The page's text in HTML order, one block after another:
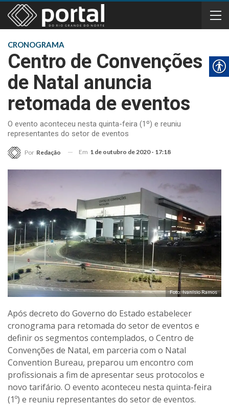
CRONOGRAMA
Centro de Convenções
de Natal anuncia
retomada de eventos
O evento aconteceu nesta quinta-feira (1º) e reuniu
representantes do setor de eventos
Por Redação Em 1 de outubro de 2020 - 17:18
Foto: Ivanísio Ramos
Após decreto do Governo do Estado estabelecer
cronograma para retomada do setor de eventos e
definir os segmentos contemplados, o Centro de
Convenções de Natal, em parceria com o Natal
Convention Bureau, preparou um encontro com
profissionais a fim de apresentar seus protocolos e
novo tarifário. O evento aconteceu nesta quinta-feira
(1º) e reuniu representantes do setor de eventos.